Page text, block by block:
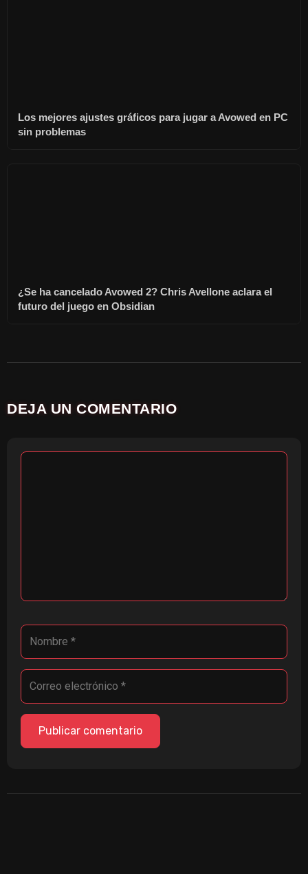
Los mejores ajustes gráficos para jugar a Avowed en PC
sin problemas
¿Se ha cancelado Avowed 2? Chris Avellone aclara el
futuro del juego en Obsidian
DEJA UN COMENTARIO